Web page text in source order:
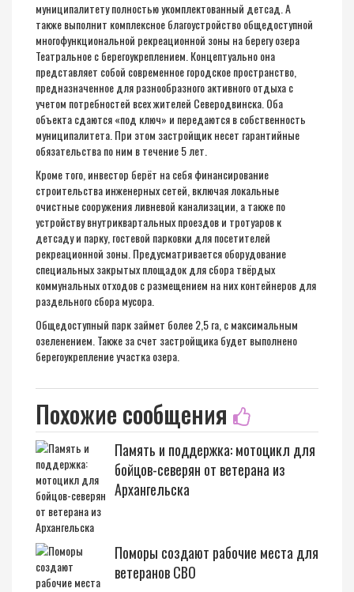
муниципалитету полностью укомплектованный детсад. А
также выполнит комплексное благоустройство общедоступной
многофункциональной рекреационной зоны на берегу озера
Театральное с берегоукреплением. Концептуально она
представляет собой современное городское пространство,
предназначенное для разнообразного активного отдыха с
учетом потребностей всех жителей Северодвинска. Оба
объекта сдаются «под ключ» и передаются в собственность
муниципалитета. При этом застройщик несет гарантийные
обязательства по ним в течение 5 лет.
Кроме того, инвестор берёт на себя финансирование
строительства инженерных сетей, включая локальные
очистные сооружения ливневой канализации, а также по
устройству внутриквартальных проездов и тротуаров к
детсаду и парку, гостевой парковки для посетителей
рекреационной зоны. Предусматривается оборудование
специальных закрытых площадок для сбора твёрдых
коммунальных отходов с размещением на них контейнеров для
раздельного сбора мусора.
Общедоступный парк займет более 2,5 га, с максимальным
озеленением. Также за счет застройщика будет выполнено
берегоукрепление участка озера.
Похожие сообщения
Память и поддержка: мотоцикл для
бойцов-северян от ветерана из
Архангельска
Поморы создают рабочие места для
ветеранов СВО